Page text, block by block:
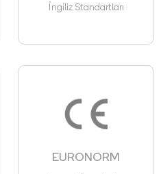
İngiliz Standartları
EURONORM